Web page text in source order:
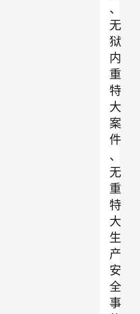
、
无
狱
内
重
特
大
案
件
、
无
重
特
大
生
产
安
全
事